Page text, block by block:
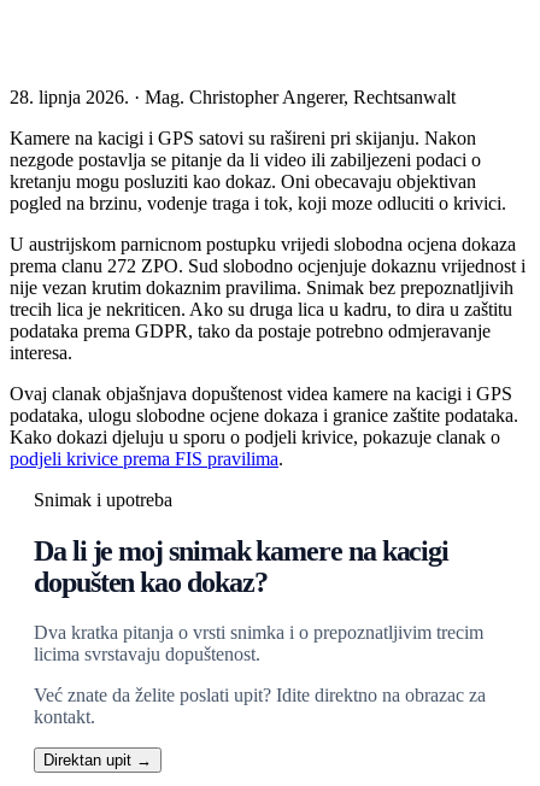
28. lipnja 2026. · Mag. Christopher Angerer, Rechtsanwalt
Kamere na kacigi i GPS satovi su rašireni pri skijanju. Nakon
nezgode postavlja se pitanje da li video ili zabiljezeni podaci o
kretanju mogu posluziti kao dokaz. Oni obecavaju objektivan
pogled na brzinu, vodenje traga i tok, koji moze odluciti o krivici.
U austrijskom parnicnom postupku vrijedi slobodna ocjena dokaza
prema clanu 272 ZPO. Sud slobodno ocjenjuje dokaznu vrijednost i
nije vezan krutim dokaznim pravilima. Snimak bez prepoznatljivih
trecih lica je nekriticen. Ako su druga lica u kadru, to dira u zaštitu
podataka prema GDPR, tako da postaje potrebno odmjeravanje
interesa.
Ovaj clanak objašnjava dopuštenost videa kamere na kacigi i GPS
podataka, ulogu slobodne ocjene dokaza i granice zaštite podataka.
Kako dokazi djeluju u sporu o podjeli krivice, pokazuje clanak o
podjeli krivice prema FIS pravilima.
Snimak i upotreba
Da li je moj snimak kamere na kacigi
dopušten kao dokaz?
Dva kratka pitanja o vrsti snimka i o prepoznatljivim trecim
licima svrstavaju dopuštenost.
Već znate da želite poslati upit? Idite direktno na obrazac za
kontakt.
Direktan upit →